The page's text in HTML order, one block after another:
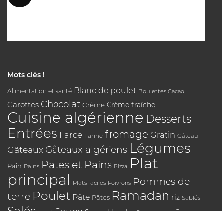
Mots clés !
Alimentation et santé Blanc de poulet Boulettes Cacao
Carottes Chocolat Crème Crème fraîche
Cuisine algérienne Desserts
Entrées Farce Farine fromage Gratin Gâteau
Gâteaux Gâteaux algériens Légumes
Pain Pains Pates et Pains Pizza Plat
principal Plats faciles Poivrons Pommes de
terre Poulet Pâte Pâtes Ramadan riz Sablés